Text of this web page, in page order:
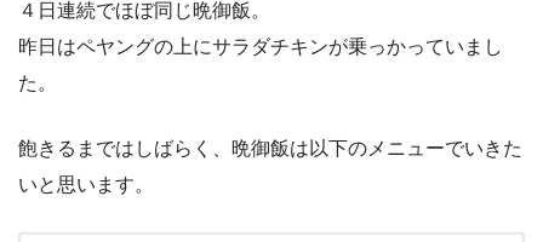
４日連続でほぼ同じ晩御飯。
昨日はペヤングの上にサラダチキンが乗っかっていまし
た。
飽きるまではしばらく、晩御飯は以下のメニューでいきた
いと思います。